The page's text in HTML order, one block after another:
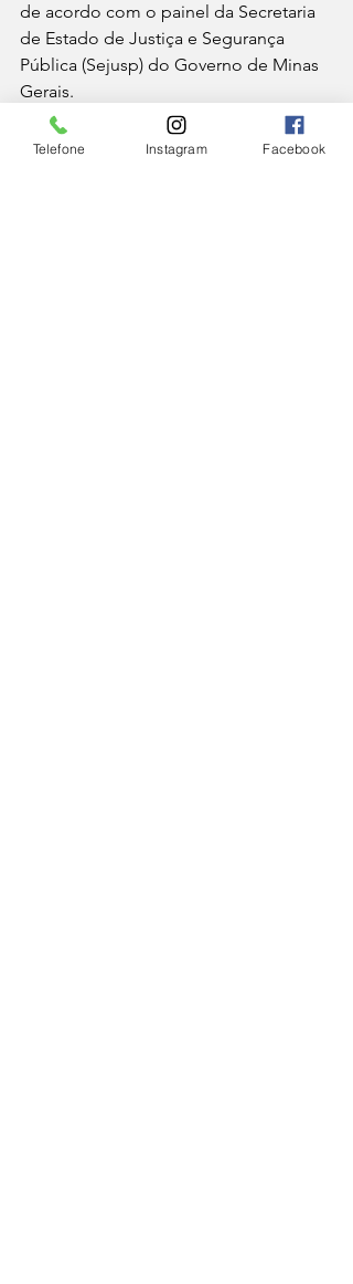
de acordo com o painel da Secretaria
de Estado de Justiça e Segurança
Pública (Sejusp) do Governo de Minas
Gerais.
E apenas em 2025, o Hospital de
Telefone Instagram Facebook